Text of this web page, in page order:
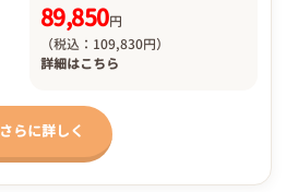
89,850円
（税込：109,830円）
詳細はこちら
さらに詳しく